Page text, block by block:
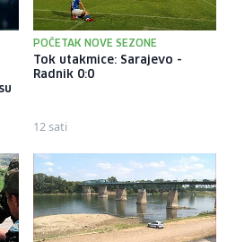
POČETAK NOVE SEZONE
Tok utakmice: Sarajevo -
Radnik 0:0
12 sati